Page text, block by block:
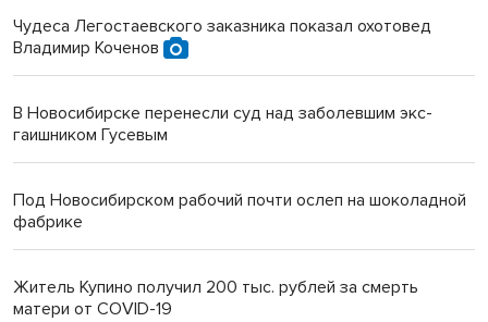
Чудеса Легостаевского заказника показал охотовед
Владимир Коченов
В Новосибирске перенесли суд над заболевшим экс-
гаишником Гусевым
Под Новосибирском рабочий почти ослеп на шоколадной
фабрике
Житель Купино получил 200 тыс. рублей за смерть
матери от COVID-19